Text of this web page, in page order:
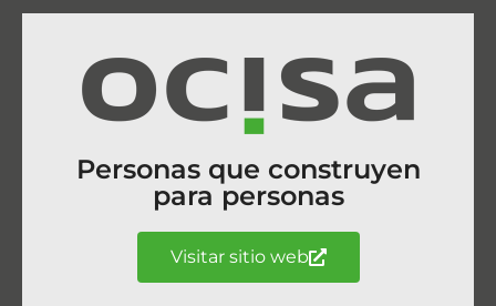
Personas que construyen
para personas
Visitar sitio web